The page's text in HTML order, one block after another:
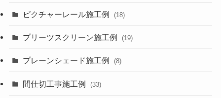
ピクチャーレール施工例 (18)
プリーツスクリーン施工例 (19)
プレーンシェード施工例 (8)
間仕切工事施工例 (33)